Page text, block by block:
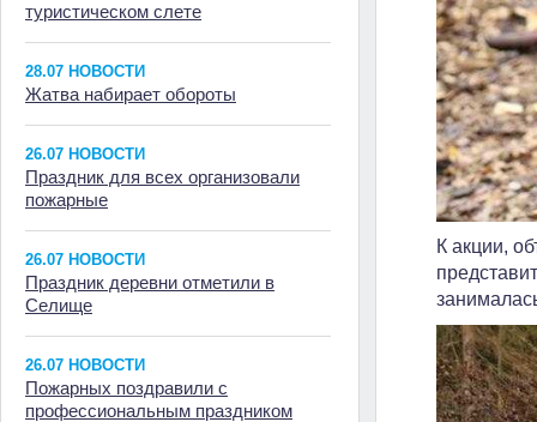
туристическом слете
28.07 НОВОСТИ
Жатва набирает обороты
26.07 НОВОСТИ
Праздник для всех организовали
пожарные
26.07 НОВОСТИ
Праздник деревни отметили в
Селище
26.07 НОВОСТИ
Пожарных поздравили с
профессиональным праздником
К акции,